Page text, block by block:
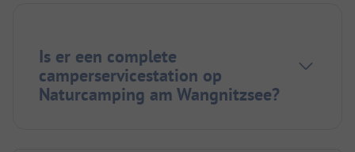
Is er een complete
camperservicestation op
Naturcamping am Wangnitzsee?